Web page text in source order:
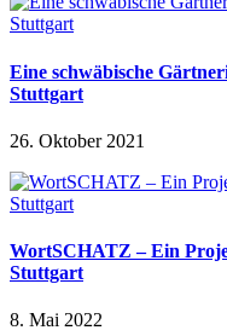
Eine schwäbische
Stuttgart
26. Oktober 2021
WortSCHATZ – Ein
Stuttgart
8. Mai 2022